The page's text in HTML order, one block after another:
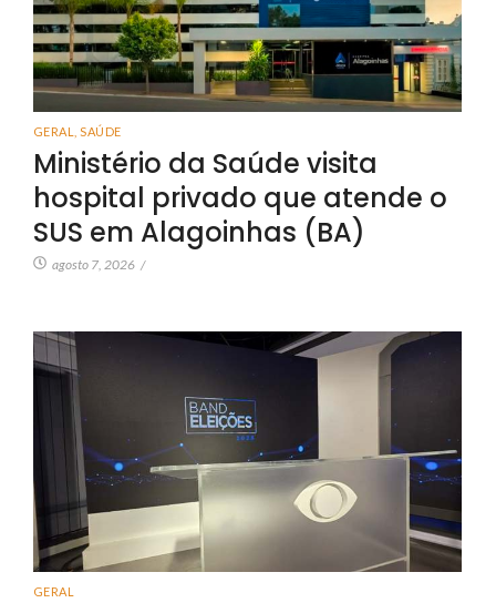
GERAL SAÚDE
Ministério da Saúde visita
hospital privado que atende o
SUS em Alagoinhas (BA)
agosto 7, 2026 /
GERAL